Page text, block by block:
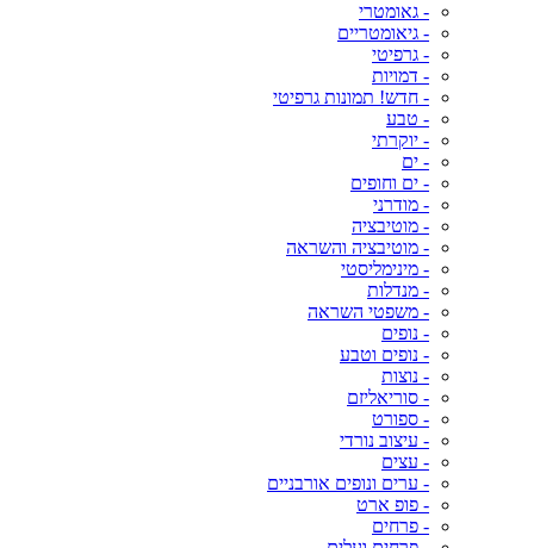
- גאומטרי
- גיאומטריים
- גרפיטי
- דמויות
- חדש! תמונות גרפיטי
- טבע
- יוקרתי
- ים
- ים וחופים
- מודרני
- מוטיבציה
- מוטיבציה והשראה
- מינימליסטי
- מנדלות
- משפטי השראה
- נופים
- נופים וטבע
- נוצות
- סוריאליזם
- ספורט
- עיצוב נורדי
- עצים
- ערים ונופים אורבניים
- פופ ארט
- פרחים